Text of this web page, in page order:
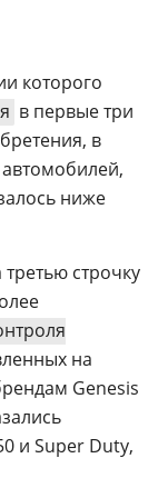
которого
в первые три
в
автомобилей,
ниже
строчку
на
Genesis
и Super Duty,